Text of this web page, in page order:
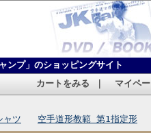
ンプ」のショッピングサイト
カートをみる
マイペ
ャツ 空手道形教範 第1指定形